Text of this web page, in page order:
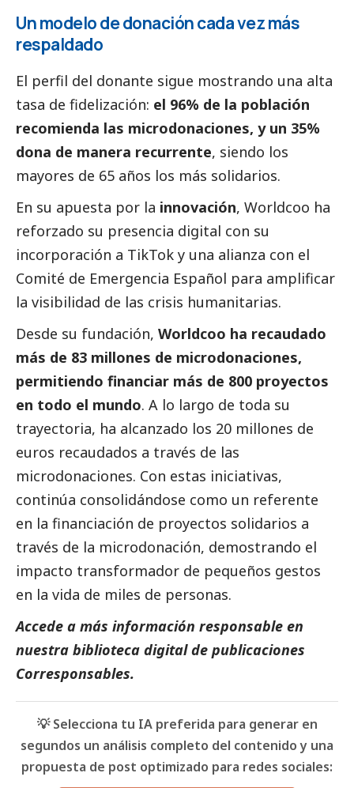
Un modelo de donación cada vez más
respaldado
El perfil del donante sigue mostrando una alta
tasa de fidelización: el 96% de la población
recomienda las microdonaciones, y un 35%
dona de manera recurrente, siendo los
mayores de 65 años los más solidarios.
En su apuesta por la innovación, Worldcoo ha
reforzado su presencia digital con su
incorporación a TikTok y una alianza con el
Comité de Emergencia Español para amplificar
la visibilidad de las crisis humanitarias.
Desde su fundación, Worldcoo ha recaudado
más de 83 millones de microdonaciones,
permitiendo financiar más de 800 proyectos
en todo el mundo. A lo largo de toda su
trayectoria, ha alcanzado los 20 millones de
euros recaudados a través de las
microdonaciones. Con estas iniciativas,
continúa consolidándose como un referente
en la financiación de proyectos solidarios a
través de la microdonación, demostrando el
impacto transformador de pequeños gestos
en la vida de miles de personas.
Accede a más información responsable en
nuestra biblioteca digital de publicaciones
Corresponsables.
💡 Selecciona tu IA preferida para generar en
segundos un análisis completo del contenido y una
propuesta de post optimizado para redes sociales: